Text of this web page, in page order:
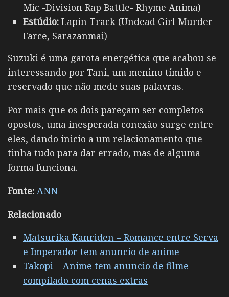
Mic -Division Rap Battle- Rhyme Anima)
Estúdio: Lapin Track (Undead Girl Murder
Farce, Sarazanmai)
Suzuki é uma garota energética que acabou se
interessando por Tani, um menino tímido e
reservado que não mede suas palavras.
Por mais que os dois pareçam ser completos
opostos, uma inesperada conexão surge entre
eles, dando inicio a um relacionamento que
tinha tudo para dar errado, mas de alguma
forma funciona.
Fonte: ANN
Relacionado
Matsurika Kanriden – Romance entre Serva
e Imperador tem anuncio de anime
Takopi – Anime tem anuncio de filme
compilado com cenas extras